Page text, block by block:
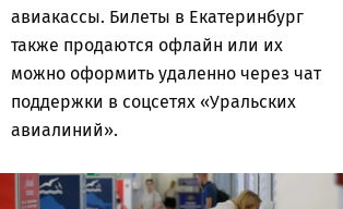
авиакассы. Билеты в Екатеринбург
также продаются офлайн или их
можно оформить удаленно через чат
поддержки в соцсетях «Уральских
авиалиний».